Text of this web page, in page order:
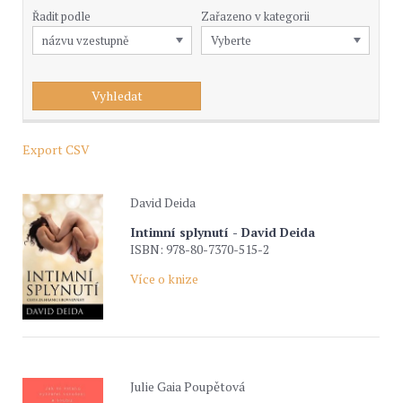
Řadit podle Zařazeno v kategorii
Export CSV
David Deida
Intimní splynutí - David Deida
ISBN: 978-80-7370-515-2
Více o knize
Julie Gaia Poupětová